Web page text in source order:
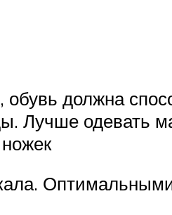
должна
Лучше одевать